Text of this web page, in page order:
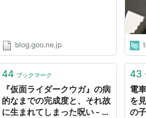
七森美江
blog.goo.ne.jp
44 ブックマーク
『仮面ライダークウガ』の病
的なまでの完成度と、それ故
に生まれてしまった呪い - ジ
43
電
を
の